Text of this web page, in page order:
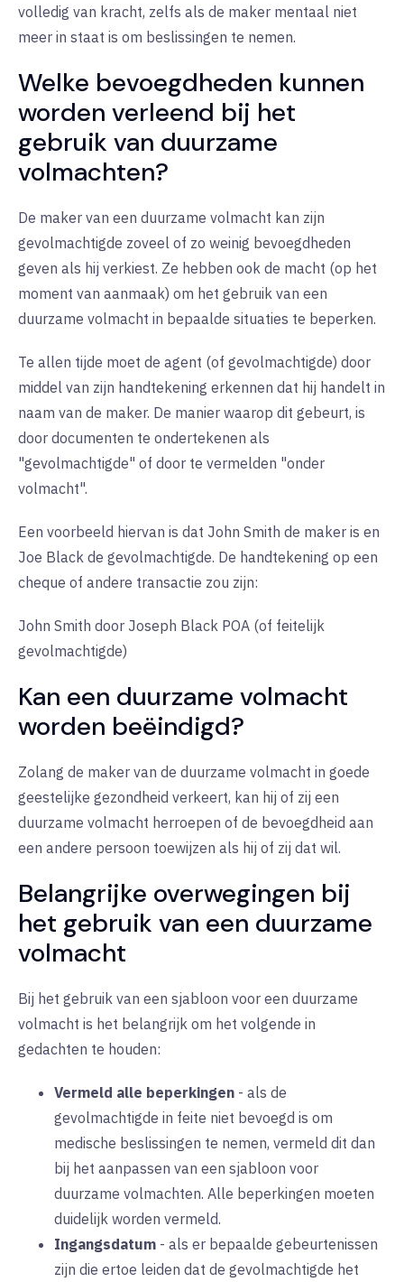
volledig van kracht, zelfs als de maker mentaal niet
meer in staat is om beslissingen te nemen.
Welke bevoegdheden kunnen
worden verleend bij het
gebruik van duurzame
volmachten?
De maker van een duurzame volmacht kan zijn
gevolmachtigde zoveel of zo weinig bevoegdheden
geven als hij verkiest. Ze hebben ook de macht (op het
moment van aanmaak) om het gebruik van een
duurzame volmacht in bepaalde situaties te beperken.
Te allen tijde moet de agent (of gevolmachtigde) door
middel van zijn handtekening erkennen dat hij handelt in
naam van de maker. De manier waarop dit gebeurt, is
door documenten te ondertekenen als
"gevolmachtigde" of door te vermelden "onder
volmacht".
Een voorbeeld hiervan is dat John Smith de maker is en
Joe Black de gevolmachtigde. De handtekening op een
cheque of andere transactie zou zijn:
John Smith door Joseph Black POA (of feitelijk
gevolmachtigde)
Kan een duurzame volmacht
worden beëindigd?
Zolang de maker van de duurzame volmacht in goede
geestelijke gezondheid verkeert, kan hij of zij een
duurzame volmacht herroepen of de bevoegdheid aan
een andere persoon toewijzen als hij of zij dat wil.
Belangrijke overwegingen bij
het gebruik van een duurzame
volmacht
Bij het gebruik van een sjabloon voor een duurzame
volmacht is het belangrijk om het volgende in
gedachten te houden:
Vermeld alle beperkingen - als de
gevolmachtigde in feite niet bevoegd is om
medische beslissingen te nemen, vermeld dit dan
bij het aanpassen van een sjabloon voor
duurzame volmachten. Alle beperkingen moeten
duidelijk worden vermeld.
Ingangsdatum - als er bepaalde gebeurtenissen
zijn die ertoe leiden dat de gevolmachtigde het